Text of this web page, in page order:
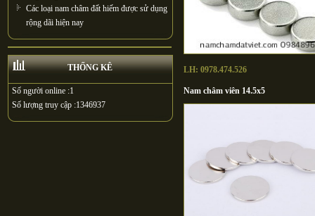
Các loại nam châm đất hiếm được sử dụng
rộng dãi hiện nay
THỐNG KÊ
Số người online :1
Số lượng truy cập :1346937
LH: 0978.474.526
Nam châm viên 14.5x5